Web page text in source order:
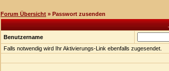
Forum Übersicht » Passwort zusenden
Benutzername
Falls notwendig wird Ihr Aktivierungs-Link ebenfalls zugesendet.